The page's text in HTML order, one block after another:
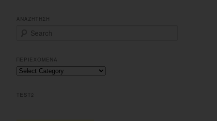
ΑΝΑΖΗΤΗΣΗ
r
c
h
ΠΕΡΙΕΧΟΜΕΝΑ
Περιεχομενα
TEST2